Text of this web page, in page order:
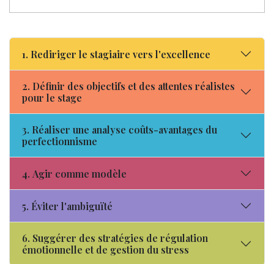
1. Rediriger le stagiaire vers l'excellence
2. Définir des objectifs et des attentes réalistes
pour le stage
3. Réaliser une analyse coûts-avantages du
perfectionnisme
4. Agir comme modèle
5. Éviter l'ambiguïté
6. Suggérer des stratégies de régulation
émotionnelle et de gestion du stress